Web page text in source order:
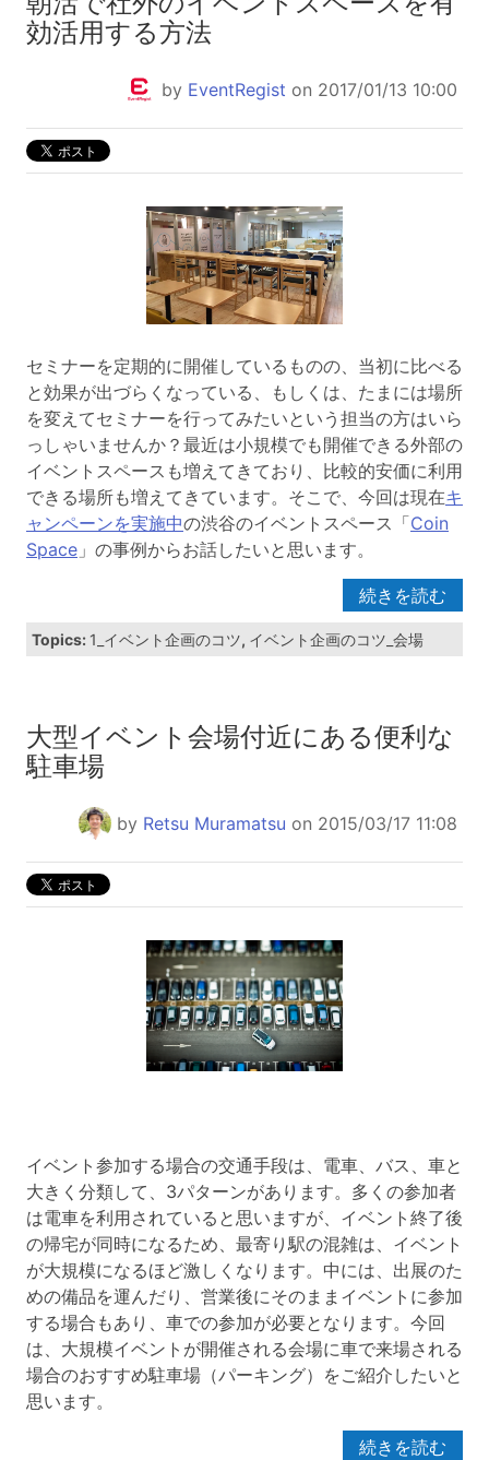
効活用する方法
by EventRegist on 2017/01/13 10:00
セミナーを定期的に開催しているものの、当初に比べる
と効果が出づらくなっている、もしくは、たまには場所
を変えてセミナーを行ってみたいという担当の方はいら
っしゃいませんか？最近は小規模でも開催できる外部の
イベントスペースも増えてきており、比較的安価に利用
できる場所も増えてきています。そこで、 今回は現在キ
ャンペーンを実施中の渋谷のイベントスペース「Coin
Space 」の事例からお話したいと思います。
続きを読む
Topics: 1_イベント企画のコツ, イベント企画のコツ_会場
大型イベント会場付近にある便利な
駐車場
by Retsu Muramatsu on 2015/03/17 11:08
イベント参加する場合の交通手段は、電車、バス、車と
大きく分類して、3パターンがあります。多くの参加者
は電車を利用されていると思いますが、イベント終了後
の帰宅が同時になるため、最寄り駅の混雑は、イベント
が大規模になるほど激しくなります。中には、出展のた
めの備品を運んだり、営業後にそのままイベントに参加
する場合もあり、車での参加が必要となります。今回
は、大規模イベントが開催される会場に車で来場される
場合のおすすめ駐車場（パーキング）をご紹介したいと
思います。
続きを読む